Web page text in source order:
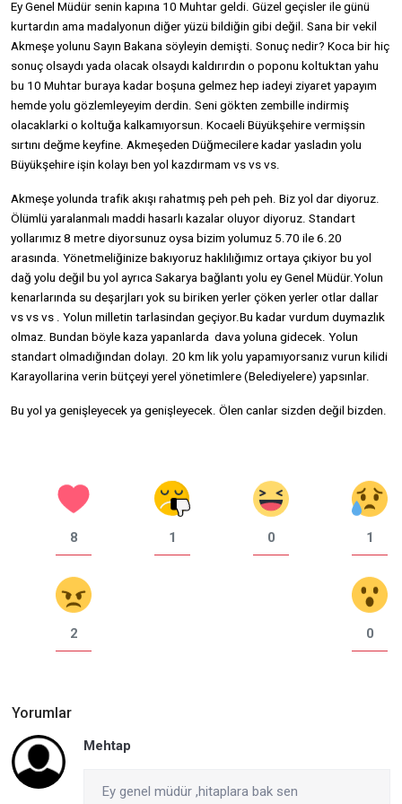
Ey Genel Müdür senin kapına 10 Muhtar geldi. Güzel geçisler ile günü
kurtardın ama madalyonun diğer yüzü bildiğin gibi değil. Sana bir vekil
Akmeşe yolunu Sayın Bakana söyleyin demişti. Sonuç nedir? Koca bir hiç
sonuç olsaydı yada olacak olsaydı kaldırırdın o poponu koltuktan yahu
bu 10 Muhtar buraya kadar boşuna gelmez hep iadeyi ziyaret yapayım
hemde yolu gözlemleyeyim derdin. Seni gökten zembille indirmiş
olacaklarki o koltuğa kalkamıyorsun. Kocaeli Büyükşehire vermişsin
sırtını değme keyfine. Akmeşeden Düğmecilere kadar yasladın yolu
Büyükşehire işin kolayı ben yol kazdırmam vs vs vs.
Akmeşe yolunda trafik akışı rahatmış peh peh peh. Biz yol dar diyoruz.
Ölümlü yaralanmalı maddi hasarlı kazalar oluyor diyoruz. Standart
yollarımız 8 metre diyorsunuz oysa bizim yolumuz 5.70 ile 6.20
arasında. Yönetmeliğinize bakıyoruz haklılığımız ortaya çıkiyor bu yol
dağ yolu değil bu yol ayrıca Sakarya bağlantı yolu ey Genel Müdür.Yolun
kenarlarında su deşarjları yok su biriken yerler çöken yerler otlar dallar
vs vs vs . Yolun milletin tarlasindan geçiyor.Bu kadar vurdum duymazlık
olmaz. Bundan böyle kaza yapanlarda dava yoluna gidecek. Yolun
standart olmadığından dolayı. 20 km lik yolu yapamıyorsanız vurun kilidi
Karayollarina verin bütçeyi yerel yönetimlere (Belediyelere) yapsınlar.
Bu yol ya genişleyecek ya genişleyecek. Ölen canlar sizden değil bizden.
8 1 0 1
2 0
Yorumlar
Mehtap
Ey genel müdür ,hitaplara bak sen